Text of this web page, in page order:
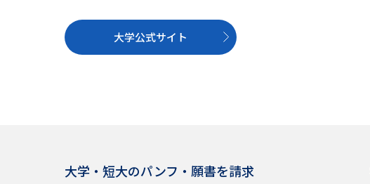
大学公式サイト
大学・短大のパンフ・願書を請求